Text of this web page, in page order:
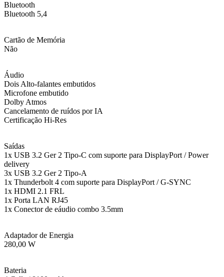
Bluetooth
Bluetooth 5,4
Cartão de Memória
Não
Áudio
Dois Alto-falantes embutidos
Microfone embutido
Dolby Atmos
Cancelamento de ruídos por IA
Certificação Hi-Res
Saídas
1x USB 3.2 Ger 2 Tipo-C com suporte para DisplayPort / Power
delivery
3x USB 3.2 Ger 2 Tipo-A
1x Thunderbolt 4 com suporte para DisplayPort / G-SYNC
1x HDMI 2.1 FRL
1x Porta LAN RJ45
1x Conector de eáudio combo 3.5mm
Adaptador de Energia
280,00 W
Bateria